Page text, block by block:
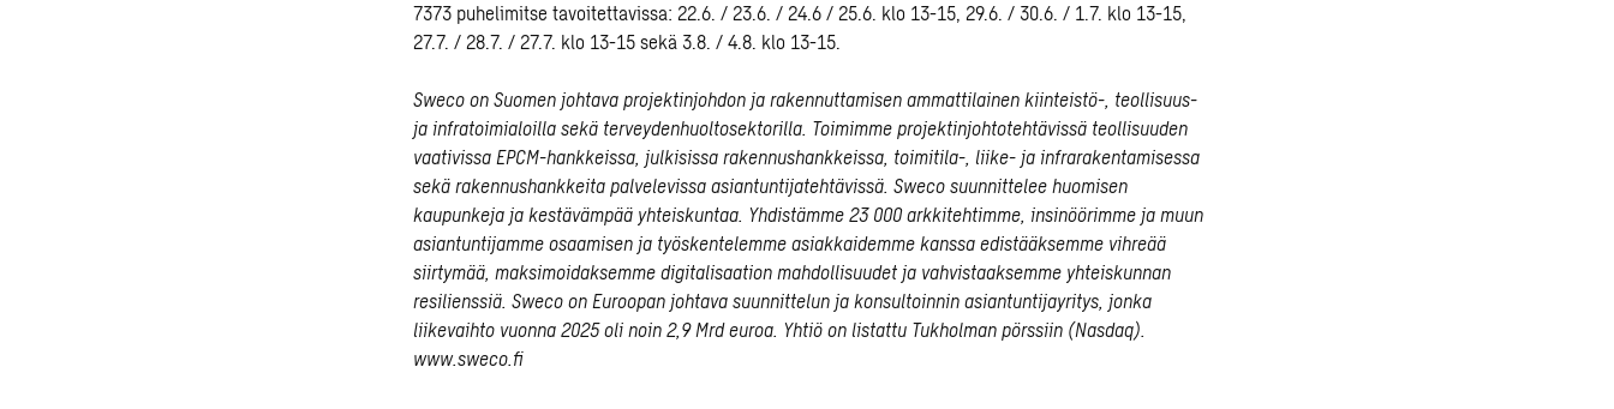
7373 puhelimitse tavoitettavissa: 22.6. / 23.6. / 24.6 / 25.6. klo 13-15, 29.6. / 30.6. / 1.7. klo 13-15,
27.7. / 28.7. / 27.7. klo 13-15 sekä 3.8. / 4.8. klo 13-15.
Sweco on Suomen johtava projektinjohdon ja rakennuttamisen ammattilainen kiinteistö-, teollisuus-
ja infratoimialoilla sekä terveydenhuoltosektorilla. Toimimme projektinjohtotehtävissä teollisuuden
vaativissa EPCM-hankkeissa, julkisissa rakennushankkeissa, toimitila-, liike- ja infrarakentamisessa
sekä rakennushankkeita palvelevissa asiantuntijatehtävissä. Sweco suunnittelee huomisen
kaupunkeja ja kestävämpää yhteiskuntaa. Yhdistämme 23 000 arkkitehtimme, insinöörimme ja muun
asiantuntijamme osaamisen ja työskentelemme asiakkaidemme kanssa edistääksemme vihreää
siirtymää, maksimoidaksemme digitalisaation mahdollisuudet ja vahvistaaksemme yhteiskunnan
resilienssiä. Sweco on Euroopan johtava suunnittelun ja konsultoinnin asiantuntijayritys, jonka
liikevaihto vuonna 2025 oli noin 2,9 Mrd euroa. Yhtiö on listattu Tukholman pörssiin (Nasdaq).
www.sweco.fi